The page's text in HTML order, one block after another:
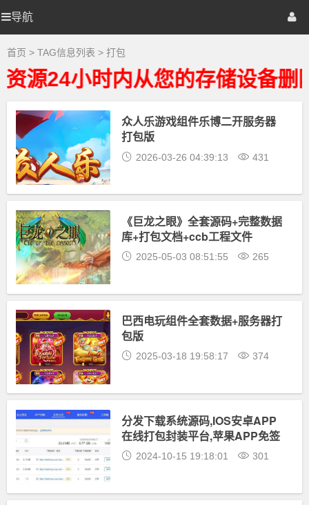
导航
全
-
包
相
新
资
载
优
选
源
棋牌源码
首页 > TAG信息列表 > 打包
24小时内从您的存储设备删
众人乐游戏组件乐博二开服务器
打包版
2026-03-26 04:39:13 431
《巨龙之眼》全套源码+完整数据
库+打包文档+ccb工程文件
2025-05-03 08:51:55 265
巴西电玩组件全套数据+服务器打
包版
2025-03-18 19:58:17 374
分发下载系统源码,IOS安卓APP
在线打包封装平台,苹果APP免签
封装,app一键云打包
2024-10-15 19:18:01 301